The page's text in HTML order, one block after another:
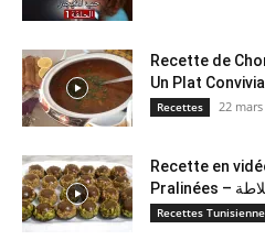
Recette de
Un Plat
Recettes 22
Recette en
Recettes